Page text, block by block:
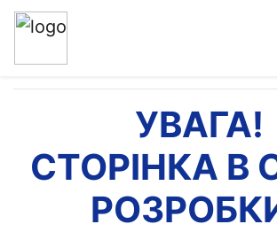
УВАГА!
УВАГА!
СТОРІНКА В